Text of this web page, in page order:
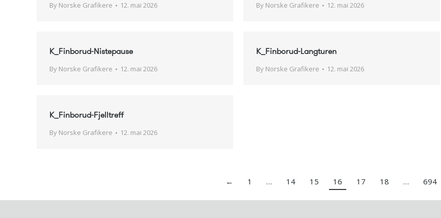
By Norske Grafikere 12. mai 2026 By Norske Grafikere 12. mai 2026
K_Finborud-Nistepause
By Norske Grafikere 12. mai 2026
K_Finborud-Langturen
By Norske Grafikere 12. mai 2026
K_Finborud-Fjelltreff
By Norske Grafikere 12. mai 2026
← 1 … 14 15 16 17 18 … 694